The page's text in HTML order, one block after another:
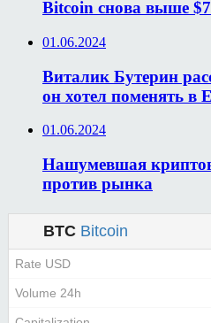
Bitcoin снова выше
01.06.2024
Виталик Бутерин
он хотел поменять в
01.06.2024
Нашумевшая
против рынка